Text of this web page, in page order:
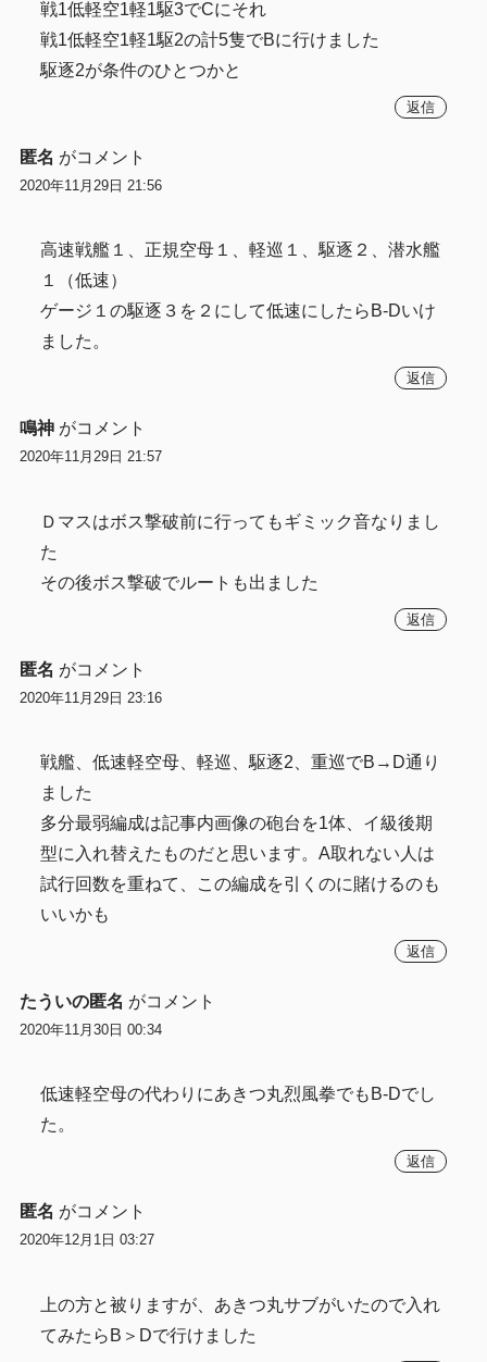
戦1低軽空1軽1駆3でCにそれ
戦1低軽空1軽1駆2の計5隻でBに行けました
駆逐2が条件のひとつかと
返信
匿名 がコメント
2020年11月29日 21:56
高速戦艦１、正規空母１、軽巡１、駆逐２、潜水艦
１（低速）
ゲージ１の駆逐３を２にして低速にしたらB-Dいけ
ました。
返信
鳴神 がコメント
2020年11月29日 21:57
Ｄマスはボス撃破前に行ってもギミック音なりまし
た
その後ボス撃破でルートも出ました
返信
匿名 がコメント
2020年11月29日 23:16
戦艦、低速軽空母、軽巡、駆逐2、重巡でB→D通り
ました
多分最弱編成は記事内画像の砲台を1体、イ級後期
型に入れ替えたものだと思います。A取れない人は
試行回数を重ねて、この編成を引くのに賭けるのも
いいかも
返信
たういの匿名 がコメント
2020年11月30日 00:34
低速軽空母の代わりにあきつ丸烈風拳でもB-Dでし
た。
返信
匿名 がコメント
2020年12月1日 03:27
上の方と被りますが、あきつ丸サブがいたので入れ
てみたらB＞Dで行けました